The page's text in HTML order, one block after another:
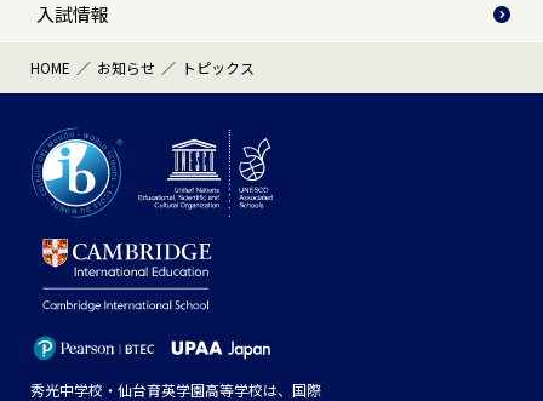
入試情報
HOME お知らせ トピックス
秀光中学校・仙台育英学園高等学校は、国際